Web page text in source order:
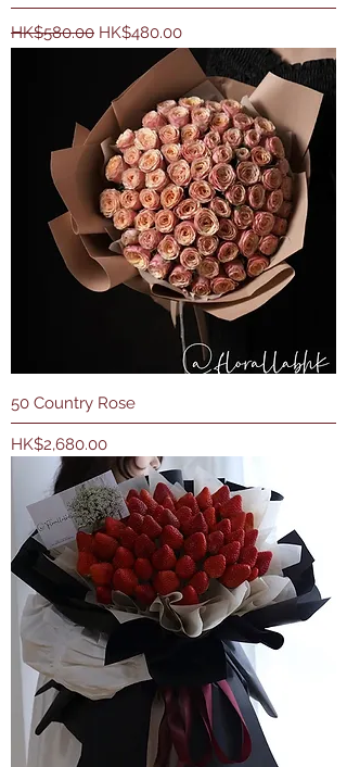
一般價格
HK$580.00 促銷價格
HK$480.00
50 Country Rose
價格
HK$2,680.00